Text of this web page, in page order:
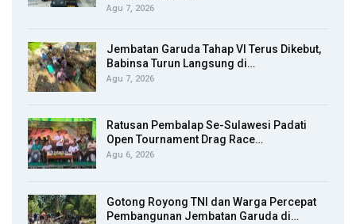
Agu 7, 2026
Jembatan Garuda Tahap VI Terus Dikebut,
Babinsa Turun Langsung di…
Agu 7, 2026
Ratusan Pembalap Se-Sulawesi Padati
Open Tournament Drag Race…
Agu 6, 2026
Gotong Royong TNI dan Warga Percepat
Pembangunan Jembatan Garuda di…